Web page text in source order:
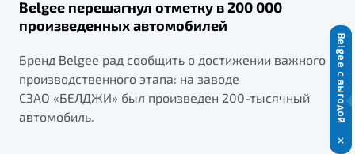
Belgee перешагнул отметку в 200 000
произведенных автомобилей
Бренд Belgee рад сообщить о достижении важного
производственного этапа: на заводе
СЗАО «БЕЛДЖИ» был произведен 200-тысячный
автомобиль.
Belgee с выгодой